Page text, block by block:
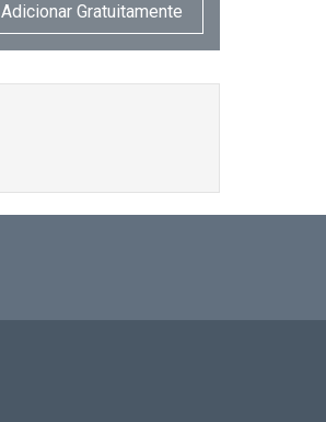
Adicionar Gratuitamente